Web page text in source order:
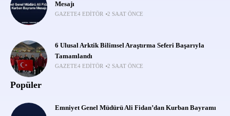
Mesajı
GAZETE4 EDITÖR 2 SAAT ÖNCE
6 Ulusal Arktik Bilimsel Araştırma Seferi Başarıyla
Tamamlandı
GAZETE4 EDITÖR 2 SAAT ÖNCE
Popüler
Emniyet Genel Müdürü Ali Fidan’dan Kurban Bayramı